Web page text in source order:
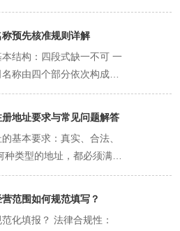
咨询」、「贸易」、「餐
线上即时办理： 整个过程
留20天，在此期间应完成
。 第二步：提交材料——构
石 这是注册流程中核心的
并提交一系列法定材料，
基本架构。 核心材料清单与
设立登记申请书》： 在线
全体股东共同制定。需明
织机构、股东权利与义
注册地址的证明文件（房
）等。 时间提示： 此阶
取决于股东间的沟通效
上午：名称核准。 登录
网」，完成公司名称的自
通常即时办结。 下午：在
核准后的名称，进入「企业
台，填写所有登记信息，
如果材料准备充分，整个
股东签署。 股东、董事、
份证明文件： 中国大陆自
文件： 通常为股东会决议
。 注册地址证明文件： 自
产证复印件。 租赁房产：
出租方的房产证复印件
字或盖章确认）。 《企业名
书》： 线上名称核准通过
在线填写要点） 栏目 填
意事项 公司名称 填写已
预先核准规则详解​
结构：四段式缺一不可 一
称由四个部分依次构成，
： 行政区划： 通常指企
以上行政区划的名称。例
更高级别的行政区划，但需
册资本等条件。 字号： 这
灵魂，是区别于其他企业
由两个及以上符合国家规
例如，“腾讯”、“华为”都是
地址要求与常见问题解答​
基本要求：真实、合法、
种类型的地址，都必须满足
真实性： 地址必须客观
或无效地址。 合法性：
证明。 可联系性： 工商行
范围如何规范填写？​
化填报？ 法律合规性：